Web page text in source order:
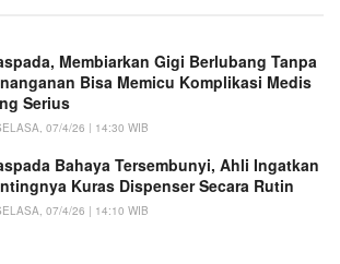
Membiarkan Gigi Berlubang Tanpa
Bisa Memicu Komplikasi Medis
Serius
07/4/26 | 14:30 WIB
Bahaya Tersembunyi, Ahli Ingatkan
Kuras Dispenser Secara Rutin
07/4/26 | 14:10 WIB